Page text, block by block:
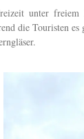
unter
die Touristen